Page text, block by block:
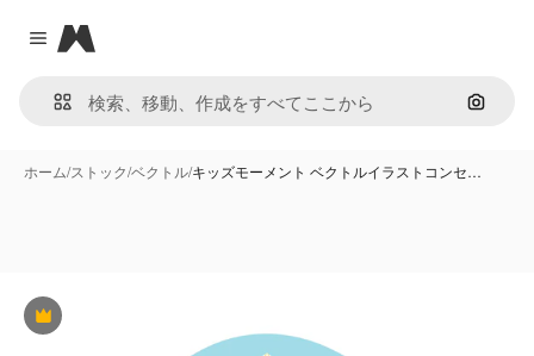
Close menu
Magnific
画像で
ホーム/ストック/ベクトル/キッズモーメント ベクトルイラストコンセ…
Premium